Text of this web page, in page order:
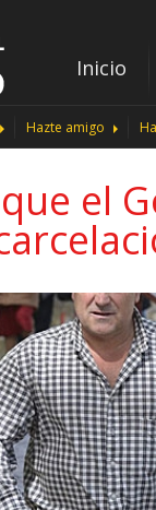
Inicio
Hazte amigo
el